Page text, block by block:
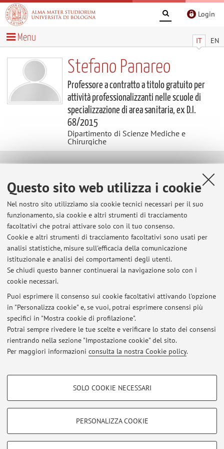
Questo sito web utilizza i cookie
Nel nostro sito utilizziamo sia cookie tecnici necessari per il suo
funzionamento, sia cookie e altri strumenti di tracciamento
facoltativi che potrai attivare solo con il tuo consenso.
Cookie e altri strumenti di tracciamento facoltativi sono usati per
analisi statistiche, misure sull'efficacia della comunicazione
istituzionale e analisi dei comportamenti degli utenti.
Se chiudi questo banner continuerai la navigazione solo con i
cookie necessari.
Puoi esprimere il consenso sui cookie facoltativi attivando l'opzione
in "Personalizza cookie" e, se vuoi, potrai esprimere consensi più
specifici in "Mostra cookie di profilazione".
Potrai sempre rivedere le tue scelte e verificare lo stato dei consensi
rientrando nella sezione "Impostazione cookie" del sito.
Per maggiori informazioni consulta la nostra Cookie policy.
COOKIE DI PROFILAZIONE - FACOLTATIVI
SOLO COOKIE NECESSARI
PERSONALIZZA COOKIE
Login
IT EN
Menu
Stefano Panareo
Professore a contratto a titolo gratuito per
attività professionalizzanti nelle scuole di
specializzazione di area sanitaria, ex D.I.
68/2015
Dipartimento di Scienze Mediche e
Chirurgiche
E-mail:
stefano.panareo3@unibo.it
Tel:
+39 059 4225104
Dipartimento di Scienze Mediche e Chirurgiche
Via Massarenti 9, Bologna -
Vai alla mappa
Ultimi avvisi
Al momento non sono presenti avvisi.
Area riservata
Accedi tramiteloginper gestire tutti i contenuti del sito.